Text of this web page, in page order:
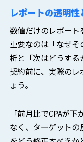
レポートの透明
数値だけのレポート
重要なのは「なぜ
析と「次はどうする
契約前に、実際のレ
ょう。
「前月比でCPAが
なく、ターゲット